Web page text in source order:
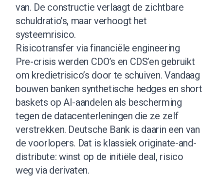
van. De constructie verlaagt de zichtbare
schuldratio’s, maar verhoogt het
systeemrisico.
Risicotransfer via financiële engineering
Pre-crisis werden CDO’s en CDS’en gebruikt
om kredietrisico’s door te schuiven. Vandaag
bouwen banken synthetische hedges en short
baskets op AI-aandelen als bescherming
tegen de datacenterleningen die ze zelf
verstrekken. Deutsche Bank is daarin een van
de voorlopers. Dat is klassiek originate-and-
distribute: winst op de initiële deal, risico
weg via derivaten.